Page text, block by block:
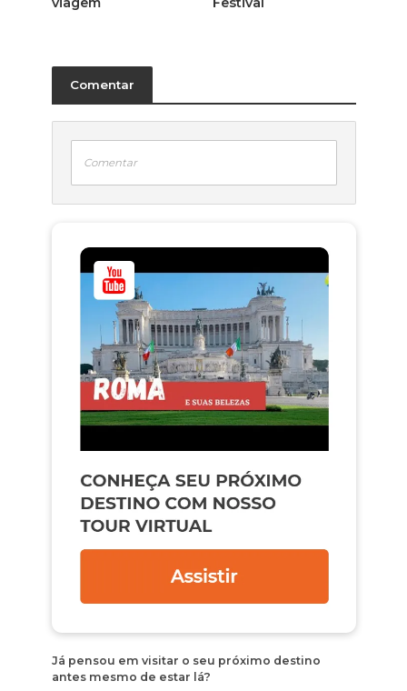
Comentar
Comentar
Já pensou em visitar o seu próximo destino
antes mesmo de estar lá?